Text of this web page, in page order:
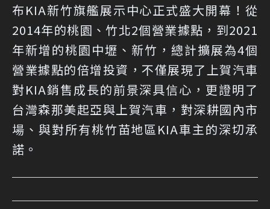
布KIA新竹旗艦展示中心正式盛大開幕！從
2014年的桃園、竹北2個營業據點，到2021
年新增的桃園中壢、新竹，總計擴展為4個
營業據點的倍增投資，不僅展現了上賀汽車
對KIA銷售成長的前景深具信心，更證明了
台灣森那美起亞與上賀汽車，對深耕國內市
場、與對所有桃竹苗地區KIA車主的深切承
諾。